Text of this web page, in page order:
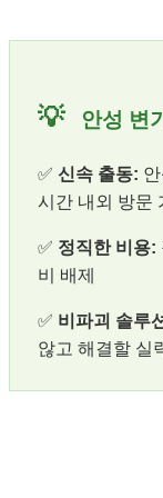
💡 안성 변
✅ 신속 출동:
시간 내외 방문
✅ 정직한 비용:
비 배제
✅ 비파괴 솔루
않고 해결할 실